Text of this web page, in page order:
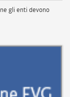
gli enti devono